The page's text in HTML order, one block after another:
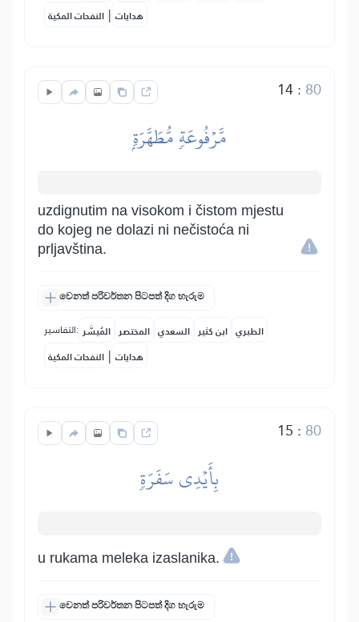
النفحات المكية | هدايات
14: 80
مَّرۡفُوعَةٖ مُّطَهَّرَةِۭ
uzdignutim na visokom i čistom mjestu
do kojeg ne dolazi ni nečistoća ni
prljavština.
වෙනත් පරිවර්තන පිටපත් දිග හැරුම
التفاسير: المُيسَّر المختصر السعدي ابن كثير الطبري
النفحات المكية | هدايات
15 : 80
بِأَيۡدِي سَفَرَةٖ
u rukama meleka izaslanika.
වෙනත් පරිවර්තන පිටපත් දිග හැරුම